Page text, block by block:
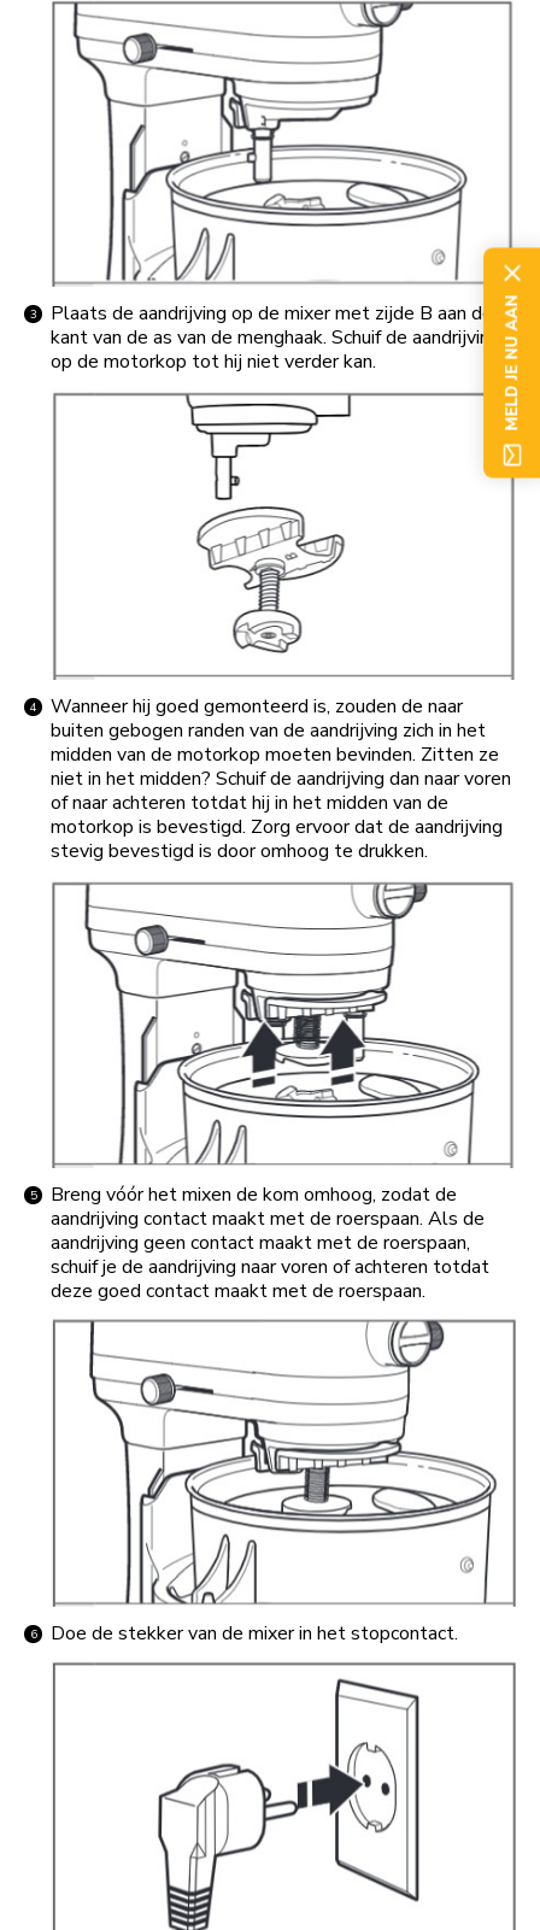
Plaats de aandrijving op de mixer met zijde B aan de
kant van de as van de menghaak. Schuif de aandrijving
op de motorkop tot hij niet verder kan.
Wanneer hij goed gemonteerd is, zouden de naar
buiten gebogen randen van de aandrijving zich in het
midden van de motorkop moeten bevinden. Zitten ze
niet in het midden? Schuif de aandrijving dan naar voren
of naar achteren totdat hij in het midden van de
motorkop is bevestigd. Zorg ervoor dat de aandrijving
stevig bevestigd is door omhoog te drukken.
Breng vóór het mixen de kom omhoog, zodat de
aandrijving contact maakt met de roerspaan. Als de
aandrijving geen contact maakt met de roerspaan,
schuif je de aandrijving naar voren of achteren totdat
deze goed contact maakt met de roerspaan.
Doe de stekker van de mixer in het stopcontact.
MELD JE NU AAN